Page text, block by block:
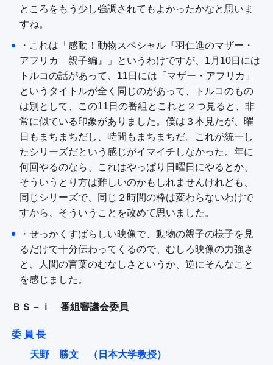
ところをもう少し強調されてもよかったかなと思いま
すね。
・これは「感動！動物スペシャル『羽仁進のマザー・
アフリカ 親子編』」というわけですが、1月10日には
トルコの話があって、11日には「マザー・アフリカ」
というタイトルが全く同じのがあって、トルコのもの
は別として、この11日の番組とこれと２つ見ると、非
常に似ている印象がありました。僕は３本見たが、曜
日もまちまちだし、時間もまちまちだ。これが統一し
たシリーズだという感じがイマイチしなかった。年に
何回やるのなら、これはやっぱり日曜日にやるとか、
そういうとり方は難しいのかもしれませんけれども、
同じシリーズで、同じ２時間の枠は変わらないわけで
すから、そういうことを改めて思いました。
・せっかくすばらしい映像で、動物の親子の様子を見
るだけで十分伝わってくるので、むしろ映像の力強さ
と、人間の言葉のむなしさというか、逆にそんなこと
を感じました。
ＢＳ－ｉ 番組審議会委員
委 員 長
天野 勝文 （日本大学教授）